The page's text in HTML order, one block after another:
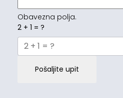
Obavezna polja.
2 + 1 = ?
Pošaljite upit